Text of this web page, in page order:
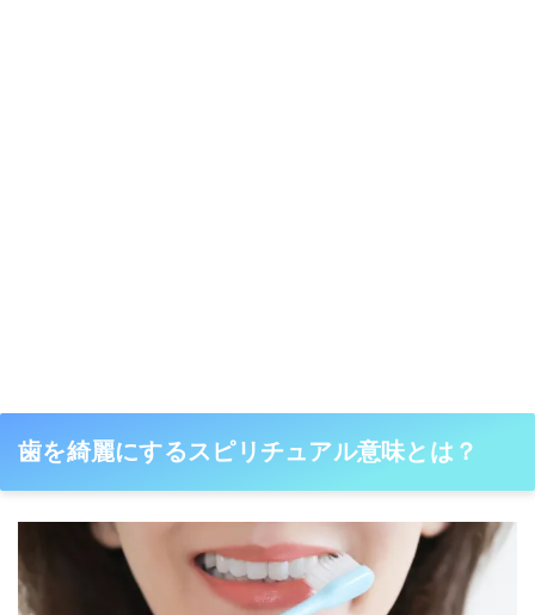
歯を綺麗にするスピリチュアル意味とは？